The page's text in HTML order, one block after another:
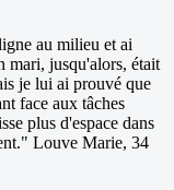
au milieu et ai
mari, jusqu'alors, était
je lui ai prouvé que
face aux tâches
plus d'espace dans
Louve Marie, 34